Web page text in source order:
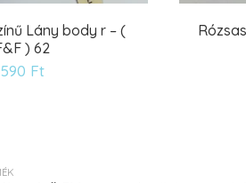
Lány body r – (
) 62
590 Ft